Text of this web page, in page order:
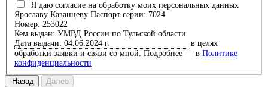
Я даю согласие на обработку моих персональных данных
Ярославу Казанцеву Паспорт серии: 7024
Номер: 253022
Кем выдан: УМВД России по Тульской области
Дата выдачи: 04.06.2024 г.
обработки заявки и связи со мной. Подробнее — в Политике
конфиденциальности
Назад Далее